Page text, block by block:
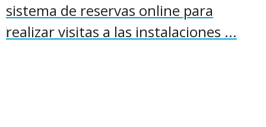
sistema de reservas online para
realizar visitas a las instalaciones ...